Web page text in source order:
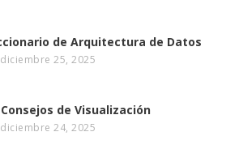
de Arquitectura de Datos
diciembre 25, 2025
de Visualización
diciembre 24, 2025